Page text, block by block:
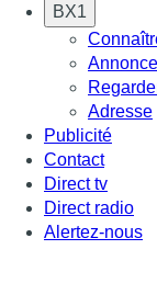
BX1
Adresse
Publicité
Contact
Direct tv
Direct radio
Alertez-nous